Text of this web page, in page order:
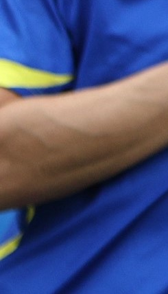
A Selekcija
Historijski bod Kanade
dobitnik remija su Zmajevi!
1 mjesec 3 sedmica
A Selekcija